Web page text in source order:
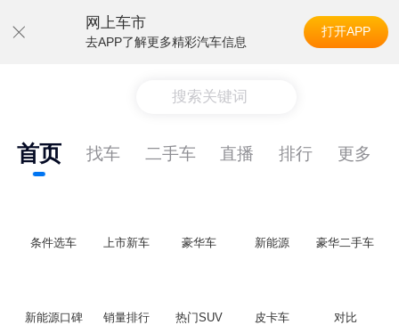
网上车市
去APP了解更多精彩汽车信息
打开APP
搜索关键词
首页 找车 二手车 直播 排行 更多
条件选车 上市新车 豪华车 新能源 豪华二手车
新能源口碑 销量排行 热门SUV 皮卡车 对比